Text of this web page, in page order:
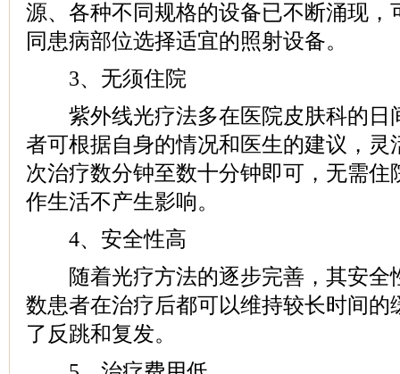
源、各种不同规格的设备已不断涌现，
同患病部位选择适宜的照射设备。
3、无须住院
紫外线光疗法多在医院皮肤科的日
者可根据自身的情况和医生的建议，灵
次治疗数分钟至数十分钟即可，无需住
作生活不产生影响。
4、安全性高
随着光疗方法的逐步完善，其安全
数患者在治疗后都可以维持较长时间的
了反跳和复发。